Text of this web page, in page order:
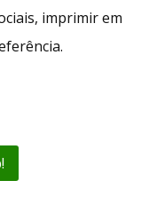
imprimir em